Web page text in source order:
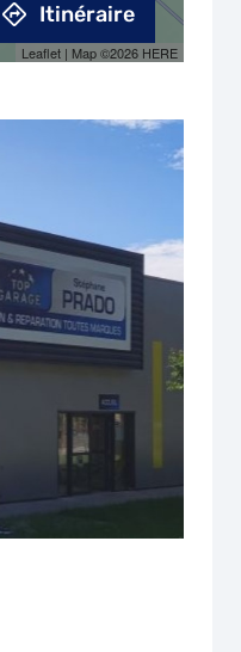
Leaflet | Map ©2026 HERE
Itinéraire